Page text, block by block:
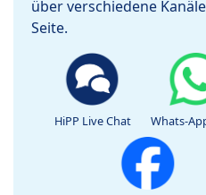
über verschiedene
Seite.
HiPP Live Chat Whats-